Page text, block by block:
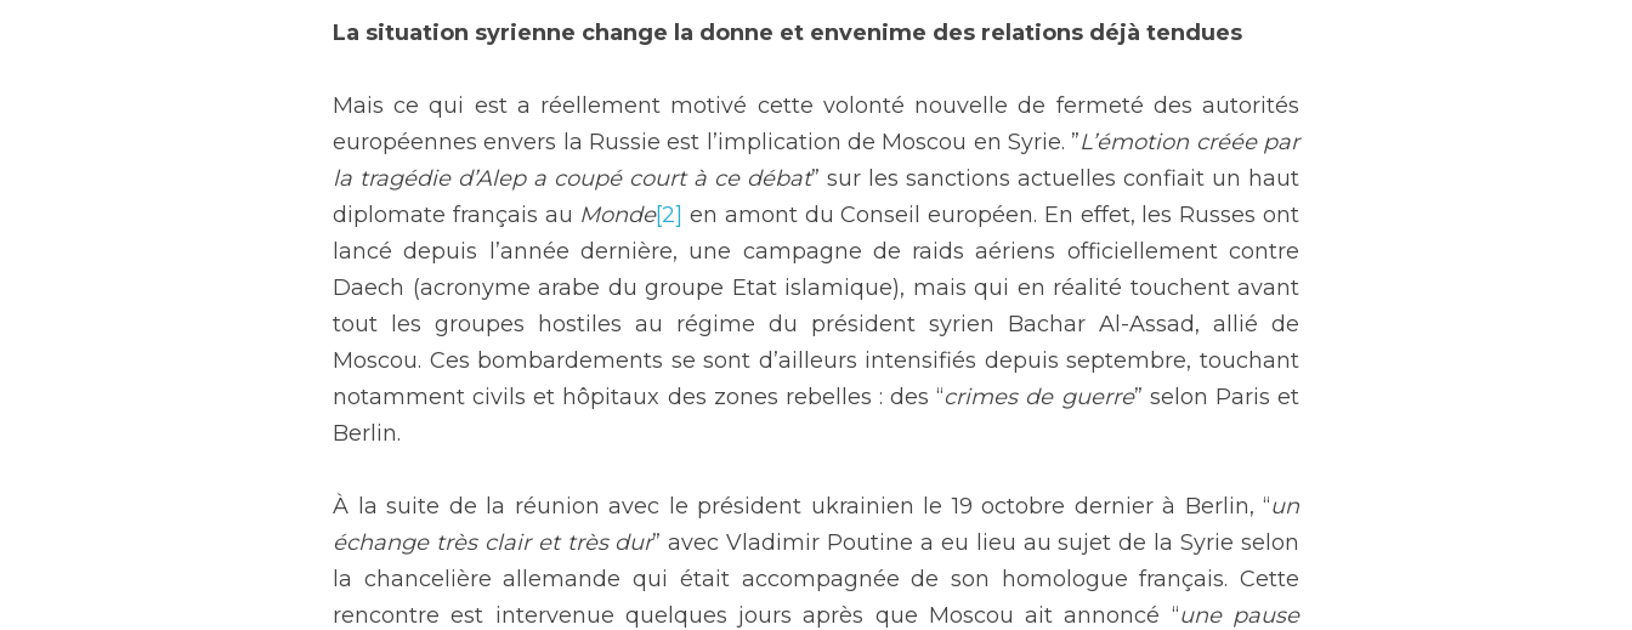
La situation syrienne change la donne et envenime des relations déjà tendues
Mais ce qui est a réellement motivé cette volonté nouvelle de fermeté des autorités
européennes envers la Russie est l’implication de Moscou en Syrie. ”L’émotion créée par
la tragédie d’Alep a coupé court à ce débat” sur les sanctions actuelles confiait un haut
diplomate français au Monde[2] en amont du Conseil européen. En effet, les Russes ont
lancé depuis l’année dernière, une campagne de raids aériens officiellement contre
Daech (acronyme arabe du groupe Etat islamique), mais qui en réalité touchent avant
tout les groupes hostiles au régime du président syrien Bachar Al-Assad, allié de
Moscou. Ces bombardements se sont d’ailleurs intensifiés depuis septembre, touchant
notamment civils et hôpitaux des zones rebelles : des “crimes de guerre” selon Paris et
Berlin.
À la suite de la réunion avec le président ukrainien le 19 octobre dernier à Berlin, “un
échange très clair et très dur” avec Vladimir Poutine a eu lieu au sujet de la Syrie selon
la chancelière allemande qui était accompagnée de son homologue français. Cette
rencontre est intervenue quelques jours après que Moscou ait annoncé “une pause